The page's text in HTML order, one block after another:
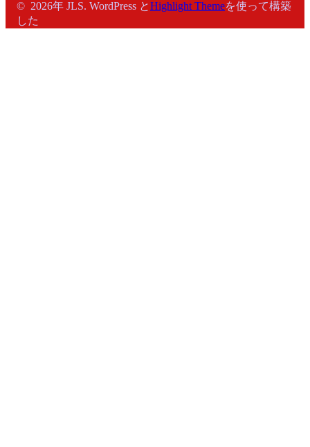
© 2026年 JLS. WordPress とHighlight Themeを使って構築
した